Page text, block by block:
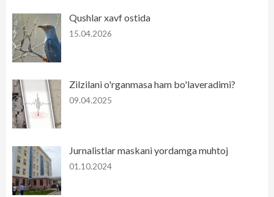
Qushlar xavf ostida
15.04.2026
Zilzilani o'rganmasa ham bo'laveradimi?
09.04.2025
Jurnalistlar maskani yordamga muhtoj
01.10.2024